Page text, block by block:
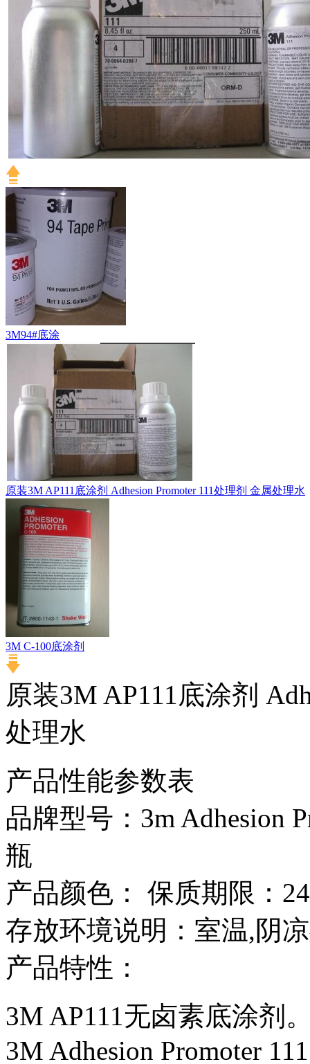
3M94#底涂
原装3M AP111底涂剂 Adhesion Promoter 111处理剂 金属处理水
3M C-100底涂剂
原装3M AP111底涂剂
处理水
产品性能参数表
品牌型号：3m Adhesion
瓶
产品颜色： 保质期限：
存放环境说明：室温,阴
产品特性：
3M AP111无卤素底涂剂
3M Adhesion Promoter